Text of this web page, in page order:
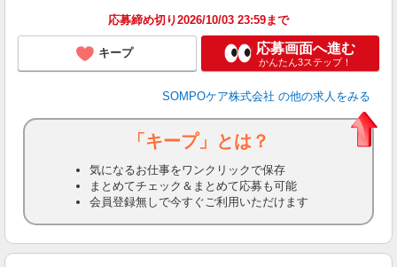
応募締め切り2026/10/03 23:59まで
キープ 応募画面へ進む
かんたん3ステップ！
SOMPOケア株式会社 の他の求人をみる
「キープ」とは？
気になるお仕事をワンクリックで保存
まとめてチェック＆まとめて応募も可能
会員登録無しで今すぐご利用いただけます